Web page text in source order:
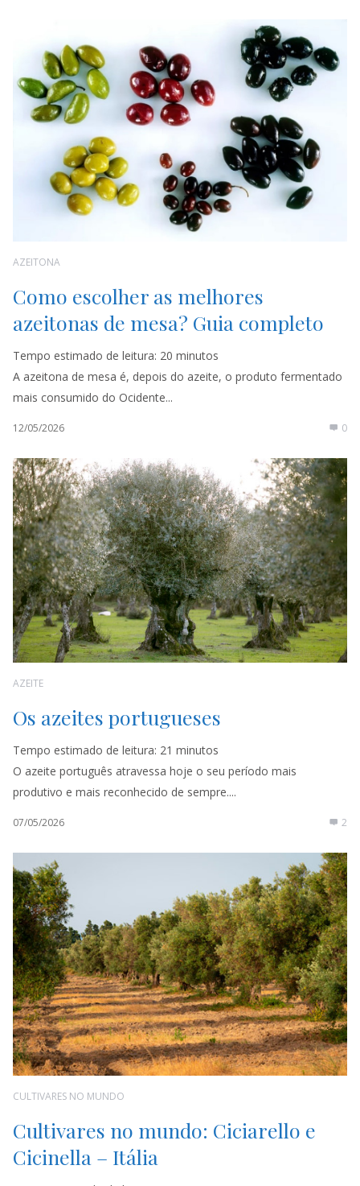
AZEITONA
Como escolher as melhores
azeitonas de mesa? Guia completo
Tempo estimado de leitura: 20 minutos
A azeitona de mesa é, depois do azeite, o produto fermentado
mais consumido do Ocidente...
12/05/2026 0
AZEITE
Os azeites portugueses
Tempo estimado de leitura: 21 minutos
O azeite português atravessa hoje o seu período mais
produtivo e mais reconhecido de sempre....
07/05/2026 2
CULTIVARES NO MUNDO
Cultivares no mundo: Ciciarello e
Cicinella – Itália